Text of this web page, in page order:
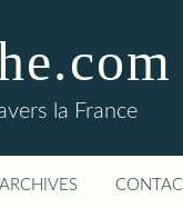
la France
ARCHIVES